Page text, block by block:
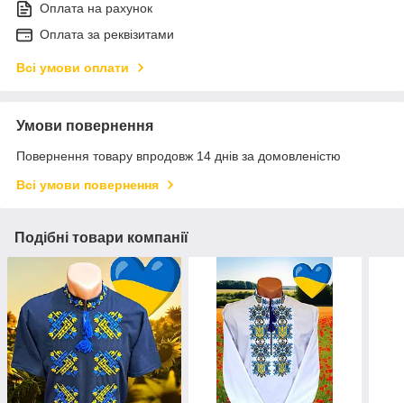
Оплата на рахунок
Оплата за реквізитами
Всі умови оплати
Умови повернення
Повернення товару впродовж 14 днів за домовленістю
Всі умови повернення
Подібні товари компанії